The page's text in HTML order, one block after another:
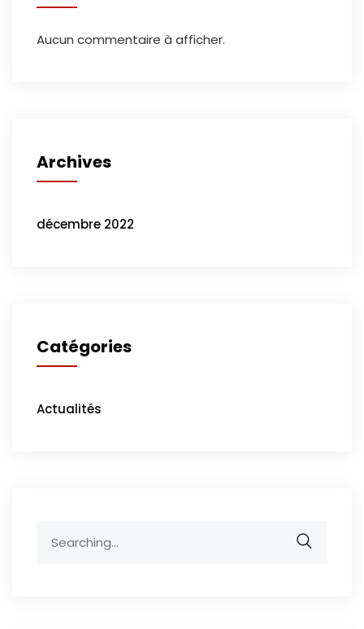
Aucun commentaire à afficher.
Archives
décembre 2022
Catégories
Actualités
for: